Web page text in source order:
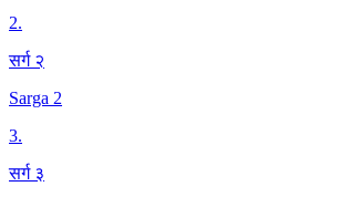
2.
सर्ग २
Sarga 2
3.
सर्ग ३